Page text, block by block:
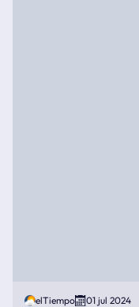
elTiempo 01 jul 2024